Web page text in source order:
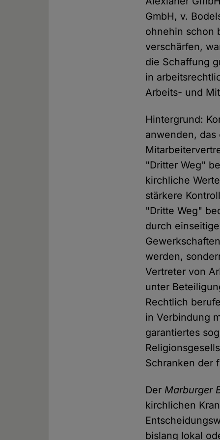
GmbH, v.
ohnehin schon
verschärfen,
die Schaffung
in
Arbeits- und
Hintergrund:
anwenden,
"Dritter Weg"
kirchliche
stärkere
"Dritte Weg"
durch
werden,
Vertreter von
unter
Rechtlich
in Verbindung
garantiertes
Schranken der
Der Marburger
kirchlichen
bislang lokal